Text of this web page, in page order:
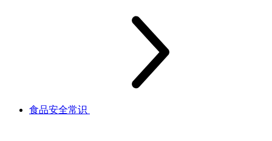
食品安全常识